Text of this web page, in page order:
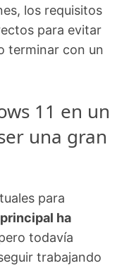
los requisitos
para evitar
terminar con un
11 en un
una gran
para
ha
todavía
trabajando